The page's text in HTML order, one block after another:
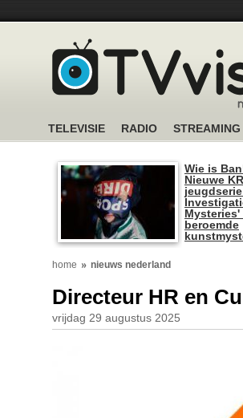
TELEVISIE RADIO STREAMING
Wie is
Nieuwe
beroemde
home nieuws nederland
Directeur HR en
vrijdag 29 augustus 2025